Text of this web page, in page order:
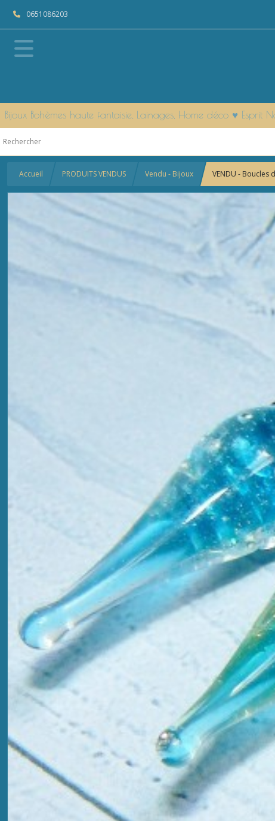
0651086203
Bijoux Bohèmes haute fantaisie, Lainages, Home déco ♥
Accueil PRODUITS VENDUS Vendu - Bijoux VENDU - Boucles